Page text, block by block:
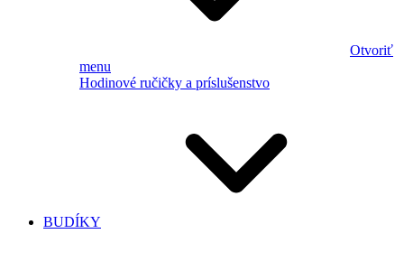
Otvoriť
menu
Hodinové ručičky a príslušenstvo
BUDÍKY